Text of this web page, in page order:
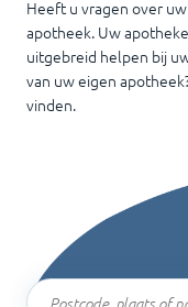
Heeft u vragen over
apotheek. Uw
uitgebreid helpen bij
van uw eigen
vinden.